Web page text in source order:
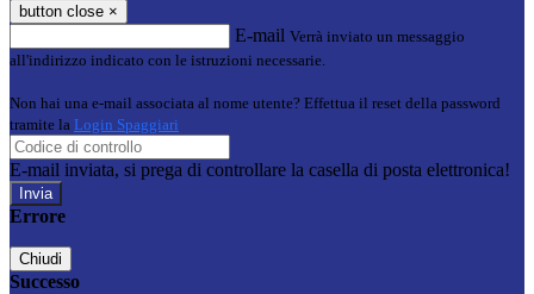
button close ×
E-mail Verrà inviato un messaggio
all'indirizzo indicato con le istruzioni necessarie.
Non hai una e-mail associata al nome utente? Effettua il reset della password
tramite la Login Spaggiari
E-mail inviata, si prega di controllare la casella di posta elettronica!
Errore
Chiudi
Successo